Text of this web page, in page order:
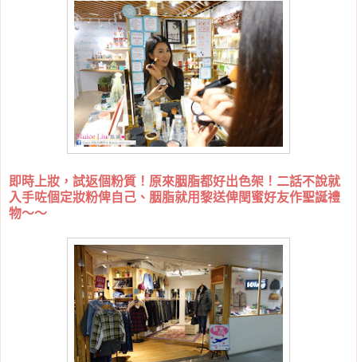
即時上妝，試返個粉質！原來胭脂都好出色架！二話不說就
入手咗個定妝粉俾自己、胭脂就用黎送俾閏蜜好友作聖誕禮
物～～